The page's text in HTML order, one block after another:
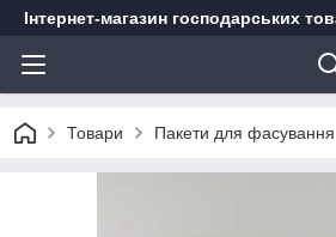
Інтернет-магазин господарських
Товари Пакети для фасування